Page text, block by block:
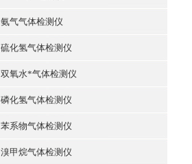
氨气气体检测仪
硫化氢气体检测仪
双氧水*气体检测仪
磷化氢气体检测仪
苯系物气体检测仪
溴甲烷气体检测仪